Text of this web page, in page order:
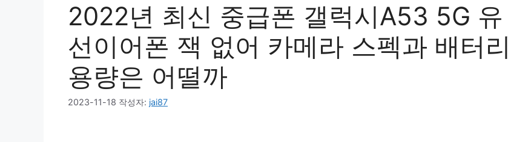
2022년 최신 중급폰 갤럭시A53 5G 유
선이어폰 잭 없어 카메라 스펙과 배터리
용량은 어떨까
2023-11-18 작성자: jai87